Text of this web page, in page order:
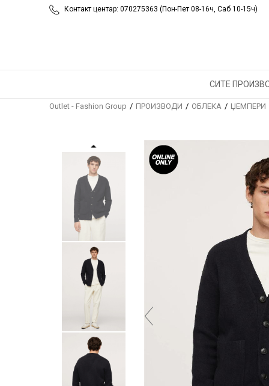
Контакт центар: 070275363 (Пон-Пет 08-16ч, Саб 10-15ч)
СИТЕ
Outlet - Fashion Group ПРОИЗВОДИ ОБЛЕКА ЏЕМПЕРИ